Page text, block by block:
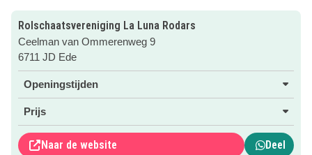
de kunsten, die je geleerd hebt in de lessen, mag laten
zien. Kom eens langs voor een
iets voor jou is! Ook superleuk om te doen met je vriendjes
en vriendinnetjes als kinderfeestje.
Meer weten? Klik dan op de roze websitebutton.
Andereleuke clubjes in Amersfoort en omgevingvind je op
ons uitgebreide Clubjesoverzicht!
Rolschaatsvereniging La Luna Rodars
Ceelman van Ommerenweg 9
6711 JD Ede
Openingstijden
Prijs
Naar de website
Deel